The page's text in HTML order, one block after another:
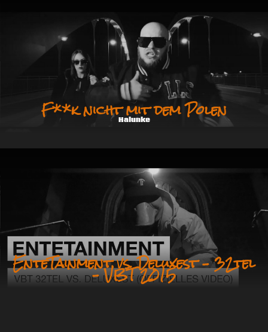
F**k nicht mit dem Polen
Halunke
EnteTainment vs. Deluxest – 32tel
– VBT 2015